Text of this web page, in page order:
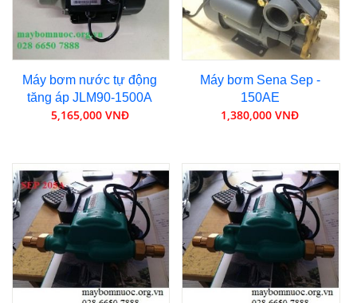
Máy bơm nước tự động
tăng áp JLM90-1500A
5,165,000 VNĐ
Máy bơm Sena Sep -
150AE
1,380,000 VNĐ